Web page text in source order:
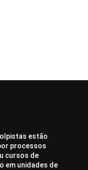
estão
processos
cursos de
em unidades de